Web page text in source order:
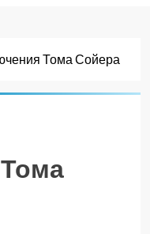
Тома Сойера